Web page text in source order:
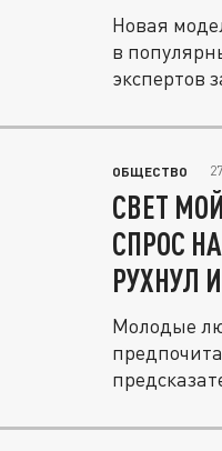
Новая
в
экспертов
ОБЩЕСТВО
СВЕТ
СПРОС
РУХНУЛ
Молодые